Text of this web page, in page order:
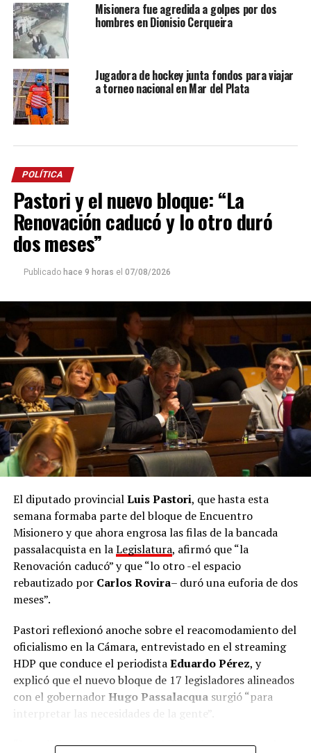
Misionera fue agredida a golpes por dos
hombres en Dionisio Cerqueira
Jugadora de hockey junta fondos para viajar
a torneo nacional en Mar del Plata
POLÍTICA
Pastori y el nuevo bloque: “La
Renovación caducó y lo otro duró
dos meses”
Publicado hace 9 horas el 07/08/2026
El diputado provincialLuis Pastori, que hasta esta
semana formaba parte del bloque de Encuentro
Misionero y que ahora engrosa las filas de la bancada
passalacquista en laLegislatura, afirmó que “la
Renovación caducó” y que “lo otro -el espacio
rebautizado por Carlos Rovira– duró una euforia de dos
meses”.
Pastori reflexionó anoche sobre el reacomodamiento del
oficialismo en la Cámara, entrevistado en el streaming
HDP que conduce el periodistaEduardo Pérez, y
explicó que el nuevo bloque de 17 legisladores alineados
con el gobernadorHugo Passalacquasurgió “para
interpretar las necesidades de la gente”.
“La política tiene la responsabilidad de interpretar la